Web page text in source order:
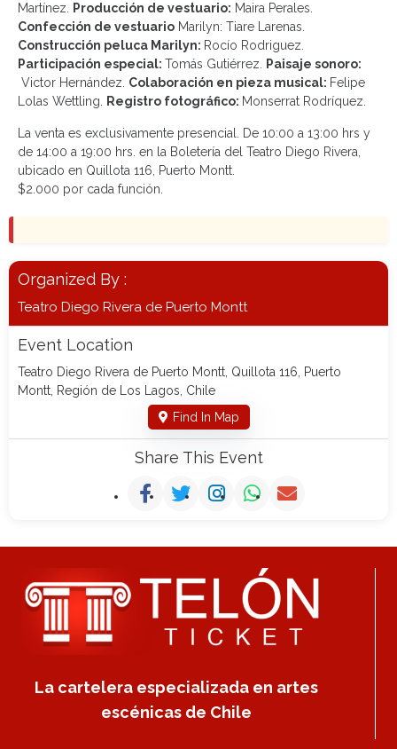
Martínez.
Producción de vestuario: Maira Perales.
Confección de vestuario Marilyn: Tiare Larenas.
Construcción peluca Marilyn: Rocío Rodriguez.
Participación especial: Tomás Gutiérrez.
Paisaje sonoro:
Victor Hernández. Colaboración en pieza musical: Felipe
Lolas Wettling.
Registro fotográfico: Monserrat Rodríquez.
La venta es exclusivamente presencial. De 10:00 a 13:00 hrs y
de 14:00 a 19:00 hrs. en la Boletería del Teatro Diego Rivera,
ubicado en Quillota 116, Puerto Montt.
$2.000 por cada función.
Organized By :
Teatro Diego Rivera de Puerto Montt
Event Location
Teatro Diego Rivera de Puerto Montt, Quillota 116, Puerto
Montt, Región de Los Lagos, Chile
Find In Map
Share This Event
La cartelera especializada en artes
escénicas de Chile